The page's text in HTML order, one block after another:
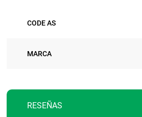
información
CODE AS
MARCA
RESEÑAS